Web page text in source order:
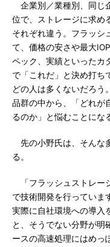
企業別／業種別、同じ
位で、ストレージに求め
それぞれ違う。フラッシ
て、価格の安さや最大
ペック、実績といったカ
で「これだ」と決め打ち
どの人は多くないだろう
品群の中から、「どれが
るのか」と悩むことにな
先の小野氏は、そんな
る。
「フラッシュストレー
で技術開発を行っていま
実際に自社環境への導入
と、そうでない分野が明
ースの高速処理にはめっ